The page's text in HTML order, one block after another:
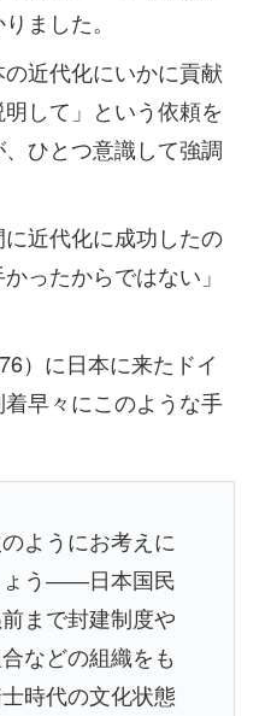
ました。
近代化にいかに貢献
して」という依頼を
ひとつ意識して強調
近代化に成功したの
ったからではない」
）に日本に来たドイ
早々にこのような手
ようにお考えに
ょう――日本国民
まで封建制度や
などの組織をも
時代の文化状態